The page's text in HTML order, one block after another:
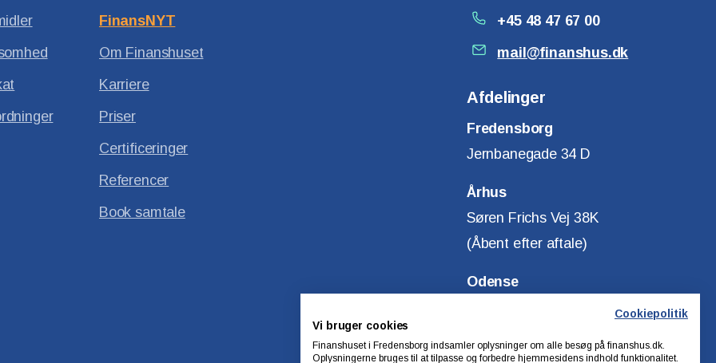
FinansNYT
Om Finanshuset
Karriere
Priser
Certificeringer
Referencer
Book samtale
+45 48 47 67 00
mail@finanshus.dk
Afdelinger
Fredensborg
Jernbanegade 34 D
Århus
Søren Frichs Vej 38K
(Åbent efter aftale)
Odense
Cookiepolitik
Vi bruger cookies
Finanshuset i Fredensborg indsamler oplysninger om alle besøg på finanshus.dk.
Oplysningerne bruges til at tilpasse og forbedre hjemmesidens indhold funktionalitet.